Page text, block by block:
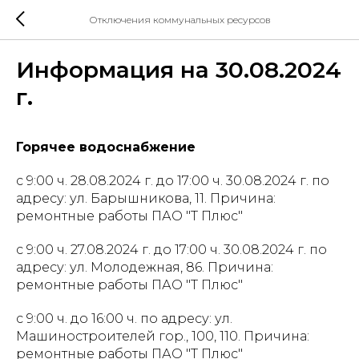
Отключения коммунальных ресурсов
Информация на 30.08.2024
г.
Горячее водоснабжение
с 9:00 ч. 28.08.2024 г. до 17:00 ч. 30.08.2024 г. по
адресу: ул. Барышникова, 11. Причина:
ремонтные работы ПАО "Т Плюс"
с 9:00 ч. 27.08.2024 г. до 17:00 ч. 30.08.2024 г. по
адресу: ул. Молодежная, 86. Причина:
ремонтные работы ПАО "Т Плюс"
с 9:00 ч. до 16:00 ч. по адресу: ул.
Машиностроителей гор., 100, 110. Причина:
ремонтные работы ПАО "Т Плюс"